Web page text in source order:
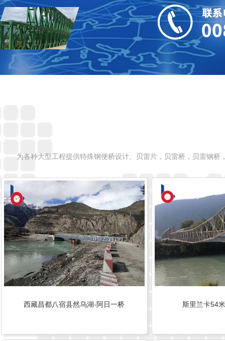
为各种大型工程提供特殊钢便桥设计、贝雷片，贝雷桥，贝雷钢
西藏昌都八宿县然乌湖-阿日一桥 斯里兰卡54